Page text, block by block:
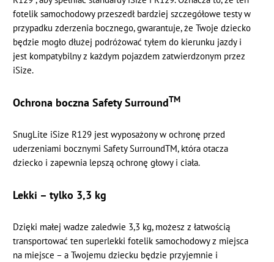
fotelik samochodowy przeszedł bardziej szczegółowe testy w
przypadku zderzenia bocznego, gwarantuje, że Twoje dziecko
będzie mogło dłużej podróżować tyłem do kierunku jazdy i
jest kompatybilny z każdym pojazdem zatwierdzonym przez
iSize.
Ochrona boczna Safety SurroundTM
SnugLite iSize R129 jest wyposażony w ochronę przed
uderzeniami bocznymi Safety SurroundTM, która otacza
dziecko i zapewnia lepszą ochronę głowy i ciała.
Lekki – tylko 3,3 kg
Dzięki małej wadze zaledwie 3,3 kg, możesz z łatwością
transportować ten superlekki fotelik samochodowy z miejsca
na miejsce – a Twojemu dziecku będzie przyjemnie i